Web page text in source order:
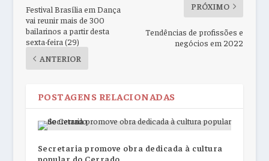
Festival Brasília em Dança
vai reunir mais de 300
bailarinos a partir desta
sexta-feira (29)
ANTERIOR
PRÓXIMO
Tendências de profissões e
negócios em 2022
POSTAGENS RELACIONADAS
Secretaria promove obra dedicada à cultura
popular do Cerrado